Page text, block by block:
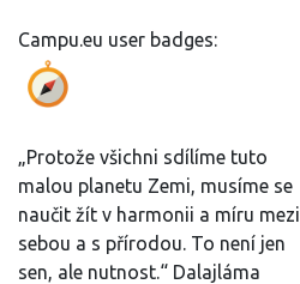
Campu.eu user badges:
„Protože všichni sdílíme tuto
malou planetu Zemi, musíme se
naučit žít v harmonii a míru mezi
sebou a s přírodou. To není jen
sen, ale nutnost.“ Dalajláma